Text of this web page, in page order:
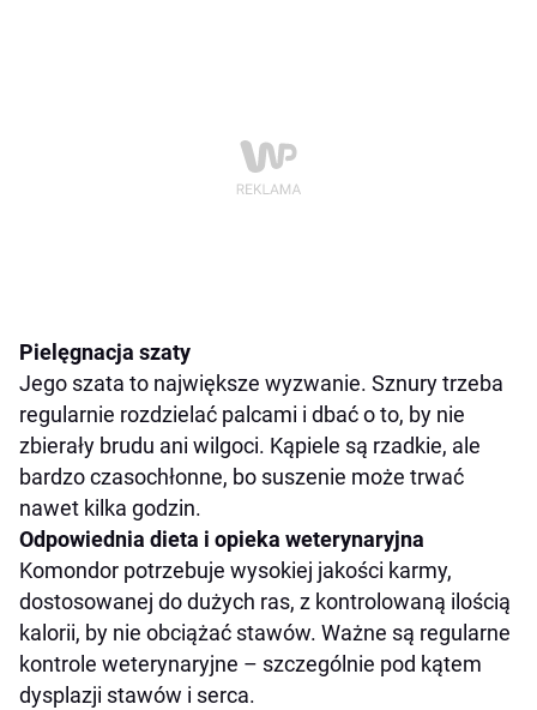
Pielęgnacja szaty
Jego szata to największe wyzwanie. Sznury trzeba
regularnie rozdzielać palcami i dbać o to, by nie
zbierały brudu ani wilgoci. Kąpiele są rzadkie, ale
bardzo czasochłonne, bo suszenie może trwać
nawet kilka godzin.
Odpowiednia dieta i opieka weterynaryjna
Komondor potrzebuje wysokiej jakości karmy,
dostosowanej do dużych ras, z kontrolowaną ilością
kalorii, by nie obciążać stawów. Ważne są regularne
kontrole weterynaryjne – szczególnie pod kątem
dysplazji stawów i serca.